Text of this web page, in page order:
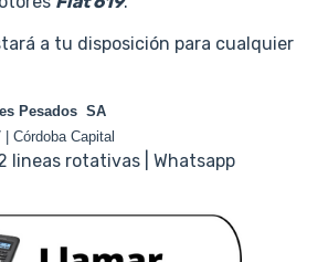
a tu disposición para cualquier
Pesados SA
Córdoba Capital
lineas rotativas | Whatsapp